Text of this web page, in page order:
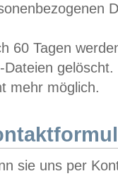
60 Tagen
Dateien
mehr möglich.
sie uns per